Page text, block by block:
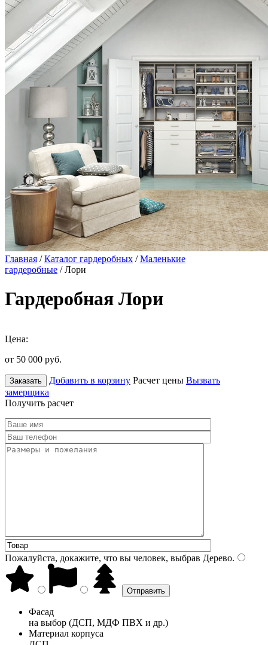
Главная /Каталог гардеробных /Маленькие
гардеробные / Лори
Гардеробная Лори
Цена:
от 50 000 руб.
Заказать Добавить в корзину Расчет цены Вызвать
замерщика
Получить расчет
Пожалуйста, докажите, что вы человек, выбрав Дерево.
Фасад
на выбор (ДСП, МДФ ПВХ и др.)
Материал корпуса